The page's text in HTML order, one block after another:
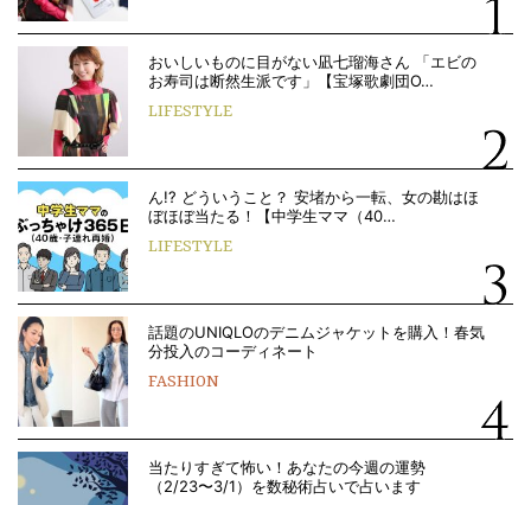
おいしいものに目がない凪七瑠海さん 「エビの
お寿司は断然生派です」【宝塚歌劇団O…
LIFESTYLE
ん!? どういうこと？ 安堵から一転、女の勘はほ
ぼほぼ当たる！【中学生ママ（40…
LIFESTYLE
話題のUNIQLOのデニムジャケットを購入！春気
分投入のコーディネート
FASHION
当たりすぎて怖い！あなたの今週の運勢
（2/23〜3/1）を数秘術占いで占います